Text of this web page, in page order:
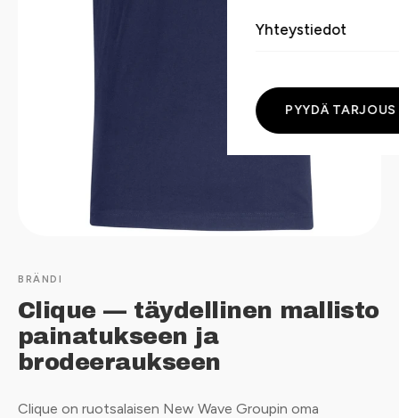
Yhteystiedot
PYYDÄ TARJOUS
BRÄNDI
Clique — täydellinen mallisto
painatukseen ja
brodeeraukseen
Clique on ruotsalaisen New Wave Groupin oma